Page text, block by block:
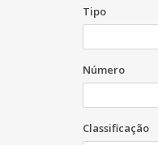
Tipo
Número
Classificação